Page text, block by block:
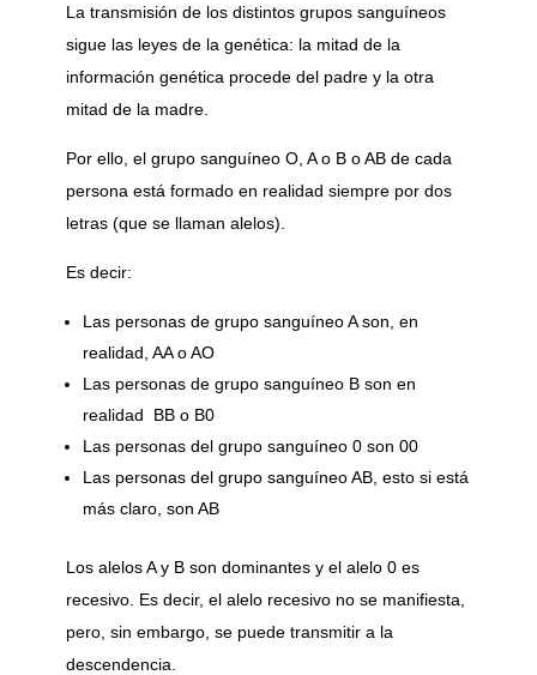
La transmisión de los distintos grupos sanguíneos
sigue las leyes de la genética: la mitad de la
información genética procede del padre y la otra
mitad de la madre.
Por ello, el grupo sanguíneo O, A o B o AB de cada
persona está formado en realidad siempre por dos
letras (que se llaman alelos).
Es decir:
Las personas de grupo sanguíneo A son, en
realidad, AA o AO
Las personas de grupo sanguíneo B son en
realidad BB o B0
Las personas del grupo sanguíneo 0 son 00
Las personas del grupo sanguíneo AB, esto si está
más claro, son AB
Los alelos A y B son dominantes y el alelo 0 es
recesivo. Es decir, el alelo recesivo no se manifiesta,
pero, sin embargo, se puede transmitir a la
descendencia.